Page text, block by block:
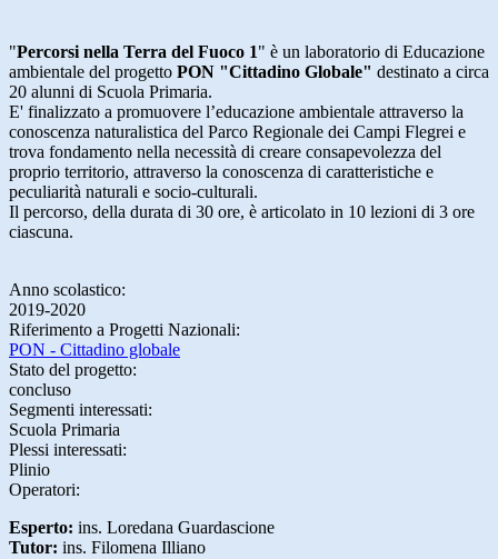
"Percorsi nella Terra del Fuoco 1" è un laboratorio di Educazione
ambientale del progetto PON "Cittadino Globale" destinato a circa
20 alunni di Scuola Primaria.
E' finalizzato a promuovere l’educazione ambientale attraverso la
conoscenza naturalistica del Parco Regionale dei Campi Flegrei e
trova fondamento nella necessità di creare consapevolezza del
proprio territorio, attraverso la conoscenza di caratteristiche e
peculiarità naturali e socio-culturali.
​Il percorso, della durata di 30 ore, è articolato in 10 lezioni di 3 ore
ciascuna.
Anno scolastico:
2019-2020
Riferimento a Progetti Nazionali:
PON - Cittadino globale
Stato del progetto:
concluso
Segmenti interessati:
Scuola Primaria
Plessi interessati:
Plinio
Operatori:
Esperto: ins. Loredana Guardascione
Tutor: ins. Filomena Illiano